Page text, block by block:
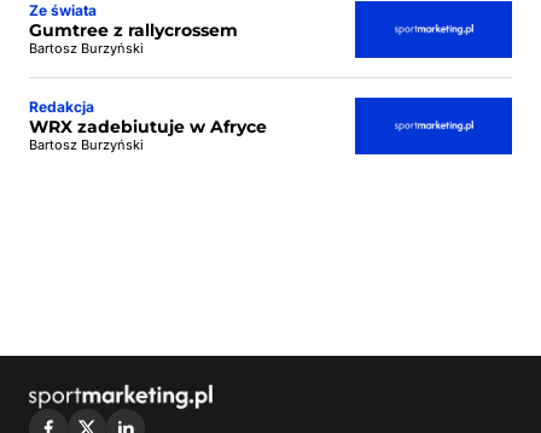
Ze świata
Gumtree z rallycrossem
Bartosz Burzyński
Redakcja
WRX zadebiutuje w Afryce
Bartosz Burzyński